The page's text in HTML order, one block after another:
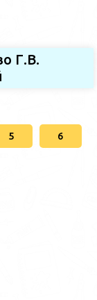
Г.В.
5 6